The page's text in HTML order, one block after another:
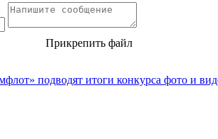
Прикрепить файл
подводят итоги конкурса фото и